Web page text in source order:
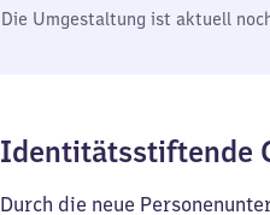
Die Umgestaltung ist aktuell
Identitätsstiftende
Durch die neue